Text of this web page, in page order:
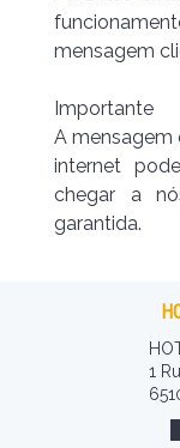
mensagem
Importante
A mensagem
internet
chegar a
garantida.
1